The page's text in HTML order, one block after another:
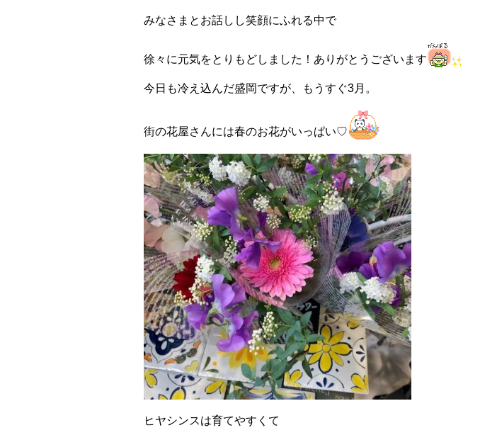
みなさまとお話しし笑顔にふれる中で
徐々に元気をとりもどしました！ありがとうございます
今日も冷え込んだ盛岡ですが、もうすぐ3月。
街の花屋さんには春のお花がいっぱい♡
ヒヤシンスは育てやすくて